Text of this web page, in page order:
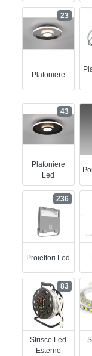
Plafoniere
23
Plafoniere
Led
43
Proiettori Led
236
Strisce Led
Esterno
83